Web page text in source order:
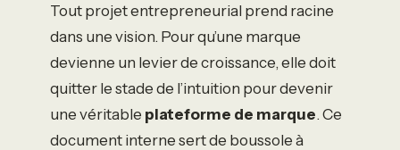
Tout projet entrepreneurial prend racine
dans une vision. Pour qu’une marque
devienne un levier de croissance, elle doit
quitter le stade de l’intuition pour devenir
une véritable plateforme de marque. Ce
document interne sert de boussole à